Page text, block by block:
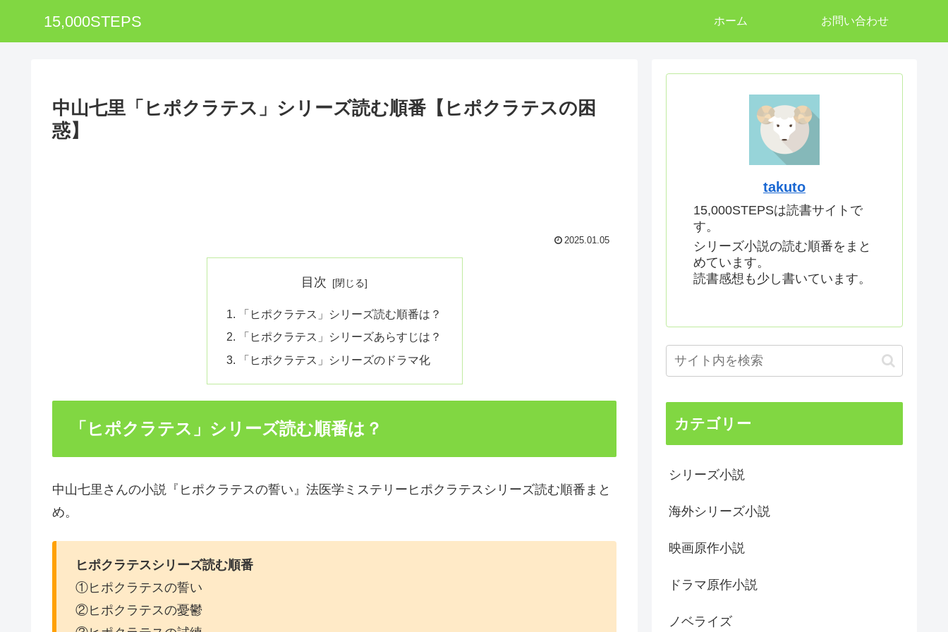
15,000STEPS ホーム お問い合わせ
中山七里「ヒポクラテス」シリーズ読む順番【ヒポクラテスの困
惑】
2025.01.05
目次
「ヒポクラテス」シリーズ読む順番は？
「ヒポクラテス」シリーズあらすじは？
「ヒポクラテス」シリーズのドラマ化
「ヒポクラテス」シリーズ読む順番は？
中山七里さんの小説『ヒポクラテスの誓い』法医学ミステリーヒポクラテスシリーズ読む順番まと
め。
ヒポクラテスシリーズ読む順番
①ヒポクラテスの誓い
②ヒポクラテスの憂鬱
takuto
15,000STEPSは読書サイトで
す。
シリーズ小説の読む順番をまと
めています。
読書感想も少し書いています。
カテゴリー
シリーズ小説
海外シリーズ小説
映画原作小説
ドラマ原作小説
ノベライズ